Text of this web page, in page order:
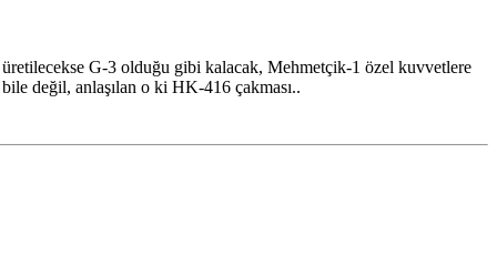
G-3 olduğu gibi kalacak, Mehmetçik-1 özel kuvvetlere
değil, anlaşılan o ki HK-416 çakması..